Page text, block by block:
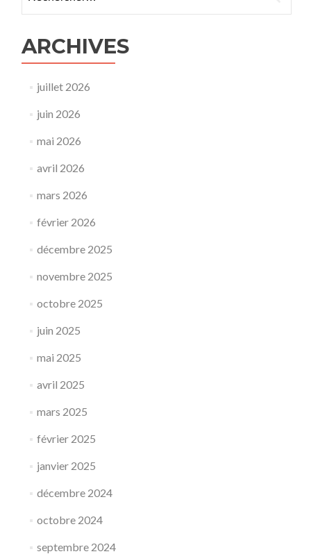
ARCHIVES
juillet 2026
juin 2026
mai 2026
avril 2026
mars 2026
février 2026
décembre 2025
novembre 2025
octobre 2025
juin 2025
mai 2025
avril 2025
mars 2025
février 2025
janvier 2025
décembre 2024
octobre 2024
septembre 2024